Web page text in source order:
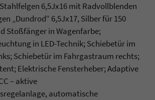
Stahlfelgen 6,5Jx16 mit Radvollblenden
„Dundrod“ 6,5Jx17, Silber für 150
Stoßfänger in Wagenfarbe;
in LED-Technik; Schiebetür im
Schiebetür im Fahrgastraum rechts;
Elektrische Fensterheber; Adaptive
– aktive
automatische